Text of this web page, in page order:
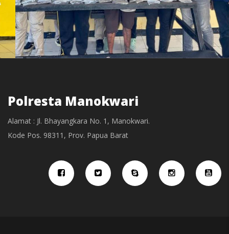
Polresta Manokwari
Alamat : Jl. Bhayangkara No. 1, Manokwari.
Kode Pos. 98311, Prov. Papua Barat